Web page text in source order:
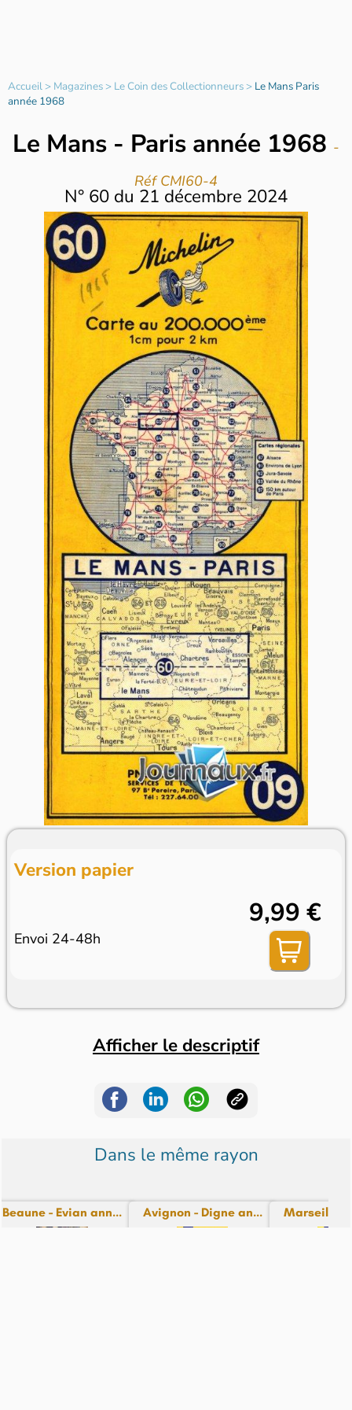
Accueil> Magazines> Le Coin des Collectionneurs> Le Mans Paris
année 1968
Le Mans - Paris année 1968 -
Réf CMI60-4
N° 60 du 21 décembre 2024
Version papier
Envoi 24-48h
9,99 €
Afficher le descriptif
Dans le même rayon
Beaune - Evian ann... Avignon - Digne an... Marseille -